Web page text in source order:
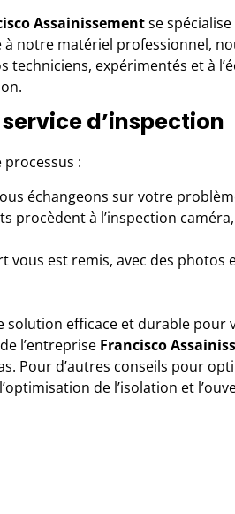
Assainissementse
à notre matériel professionnel,
techniciens, expérimentés et à
d’inspection
:
échangeons sur votre
procèdent à l’inspection
vous est remis, avec des
solution efficace et durable pour
l’entreprise Francisco
Pour d’autres conseils pour
l’optimisation de l’isolation et